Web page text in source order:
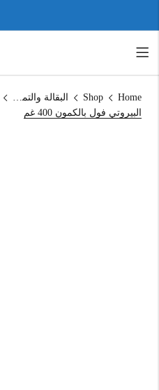
Home
Shop البقالة والتموين
البيروتي فول بالكمون 400 غم